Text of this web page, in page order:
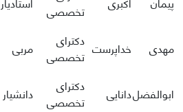
تخصصی
مهدی خداپرست دکترای
تخصصی
مربی
ابوالفضلدانایی
دکترای
تخصصی
دانشیار